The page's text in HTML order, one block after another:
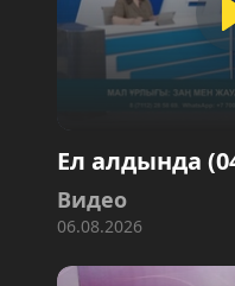
Ел алдында
Видео
06.08.2026